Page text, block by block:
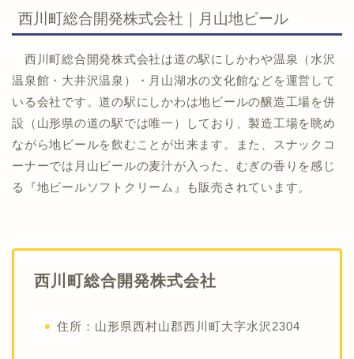
西川町総合開発株式会社｜月山地ビール
西川町総合開発株式会社は道の駅にしかわや温泉（水沢
温泉館・大井沢温泉）・月山湖水の文化館などを運営して
いる会社です。道の駅にしかわは地ビールの醸造工場を併
設（山形県の道の駅では唯一）しており、製造工場を眺め
ながら地ビールを飲むことが出来ます。また、スナックコ
ーナーでは月山ビールの麦汁が入った、むぎの香りを感じ
る『地ビールソフトクリーム』も販売されています。
西川町総合開発株式会社
住所：山形県西村山郡西川町大字水沢2304